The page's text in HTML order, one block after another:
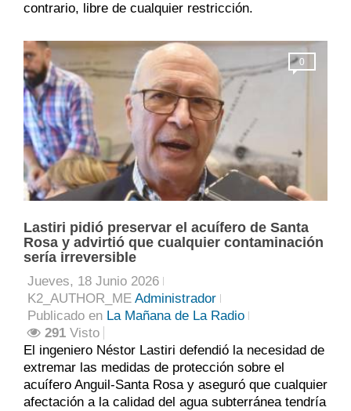
contrario, libre de cualquier restricción.
0
Lastiri pidió preservar el acuífero de Santa
Rosa y advirtió que cualquier contaminación
sería irreversible
Jueves, 18 Junio 2026
K2_AUTHOR_ME Administrador
Publicado en La Mañana de La Radio
291 Visto
El ingeniero Néstor Lastiri defendió la necesidad de
extremar las medidas de protección sobre el
acuífero Anguil-Santa Rosa y aseguró que cualquier
afectación a la calidad del agua subterránea tendría